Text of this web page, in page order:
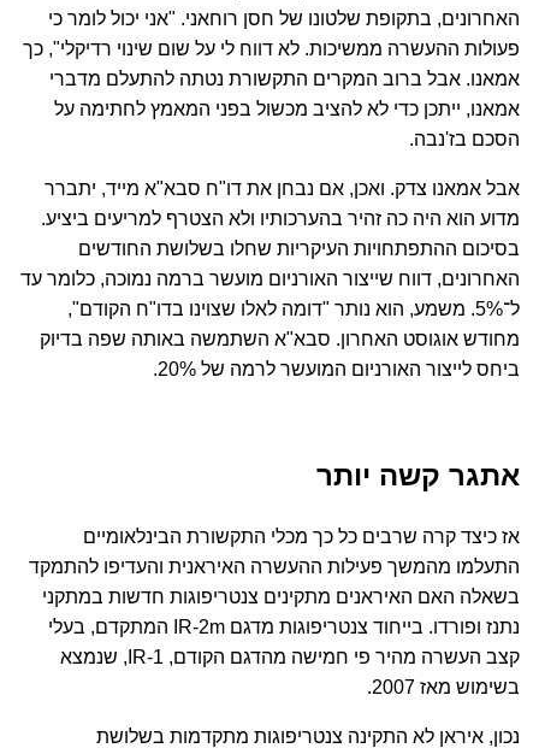
האחרונים, בתקופת שלטונו של חסן רוחאני. "אני יכול לומר כי
פעולות ההעשרה ממשיכות. לא דווח לי על שום שינוי רדיקלי", כך
אמאנו. אבל ברוב המקרים התקשורת נטתה להתעלם מדברי
אמאנו, ייתכן כדי לא להציב מכשול בפני המאמץ לחתימה על
הסכם בז'נבה.
אבל אמאנו צדק. ואכן, אם נבחן את דו"ח סבא"א מייד, יתברר
מדוע הוא היה כה זהיר בהערכותיו ולא הצטרף למריעים ביציע.
בסיכום ההתפתחויות העיקריות שחלו בשלושת החודשים
האחרונים, דווח שייצור האורניום מועשר ברמה נמוכה, כלומר עד
ל־5%. משמע, הוא נותר "דומה לאלו שצוינו בדו"ח הקודם",
מחודש אוגוסט האחרון. סבא"א השתמשה באותה שפה בדיוק
ביחס לייצור האורניום המועשר לרמה של 20%.
אתגר קשה יותר
אז כיצד קרה שרבים כל כך מכלי התקשורת הבינלאומיים
התעלמו מהמשך פעילות ההעשרה האיראנית והעדיפו להתמקד
בשאלה האם האיראנים מתקינים צנטריפוגות חדשות במתקני
נתנז ופורדו. בייחוד צנטריפוגות מדגם IR-2m המתקדם, בעלי
קצב העשרה מהיר פי חמישה מהדגם הקודם, IR-1, שנמצא
בשימוש מאז 2007.
נכון, איראן לא התקינה צנטריפוגות מתקדמות בשלושת